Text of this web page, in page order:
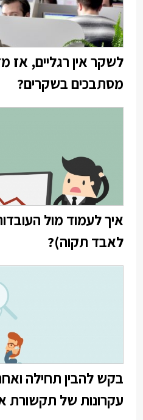
לשקר אין רגליים, אז
מסתבכים בשקרים?
איך לעמוד מול
לאבד תקוה)?
בקש להבין תחילה
עקרונות של תקשורת